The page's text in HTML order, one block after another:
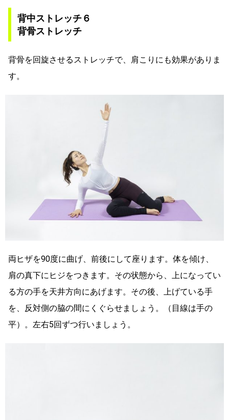
背中ストレッチ６
背骨ストレッチ
背骨を回旋させるストレッチで、肩こりにも効果がありま
す。
両ヒザを90度に曲げ、前後にして座ります。体を傾け、
肩の真下にヒジをつきます。その状態から、上になってい
る方の手を天井方向にあげます。その後、上げている手
を、反対側の脇の間にくぐらせましょう。（目線は手の
平）。左右5回ずつ行いましょう。